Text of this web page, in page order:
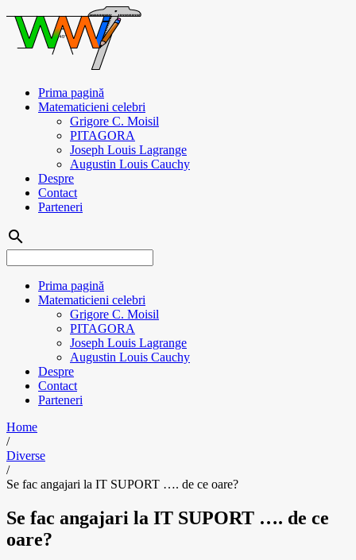
Prima pagină
Matematicieni celebri
Grigore C. Moisil
PITAGORA
Joseph Louis Lagrange
Augustin Louis Cauchy
Despre
Contact
Parteneri
search
Prima pagină
Matematicieni celebri
Grigore C. Moisil
PITAGORA
Joseph Louis Lagrange
Augustin Louis Cauchy
Despre
Contact
Parteneri
Home
/
Diverse
/
Se fac angajari la IT SUPORT …. de ce oare?
Se fac angajari la IT SUPORT …. de ce
oare?